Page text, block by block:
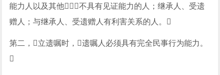
能力人以及其他不具有见证能力的人；继承人、受遗
赠人；与继承人、受遗赠人有利害关系的人。
第二，立遗嘱时，遗嘱人必须具有完全民事行为能力。
